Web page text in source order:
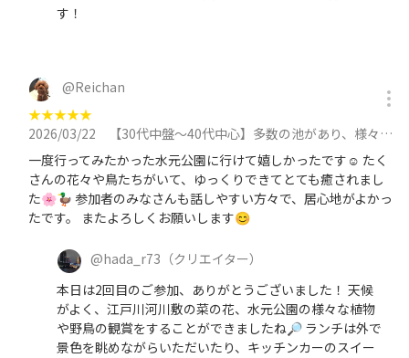
す！
@Reichan
★★★★★
2026/03/22
【30代中盤〜40代中心】多数の池があり、様々な野鳥が見られる葛飾区の水元公園を散策しよう！に参加
一度行ってみたかった水元公園に行けて嬉しかったです☺️ たく
さんの花々や鳥たちがいて、ゆっくりできてとても癒されまし
た🌸🦆 参加者のみなさんも話しやすい方々で、居心地がよかっ
たです。 またよろしくお願いします😊
@hada_r73 （クリエイター）
本日は2回目のご参加、ありがとうございました！ 天候
がよく、江戸川河川敷の菜の花、水元公園の様々な植物
や野鳥の観賞をすることができましたね🔎 ランチは外で
景色を眺めながらいただいたり、キッチンカーのスイー